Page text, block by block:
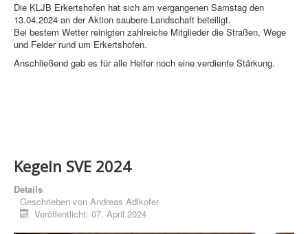
Die KLJB Erkertshofen hat sich am vergangenen Samstag den
13.04.2024 an der Aktion saubere Landschaft beteiligt.
Bei bestem Wetter reinigten zahlreiche Mitglieder die Straßen, Wege
und Felder rund um Erkertshofen.
Anschließend gab es für alle Helfer noch eine verdiente Stärkung.
Kegeln SVE 2024
Details
Geschrieben von Andreas Adlkofer
Veröffentlicht: 07. April 2024